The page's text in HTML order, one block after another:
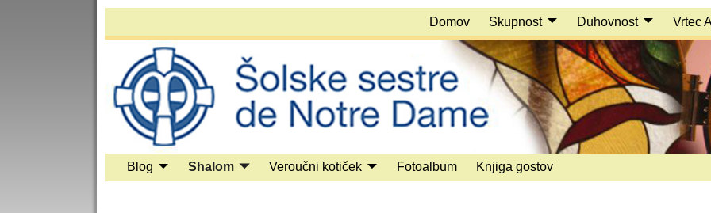
Domov Skupnost Duhovnost Vrtec
Blog Shalom Veroučni kotiček Fotoalbum Knjiga gostov